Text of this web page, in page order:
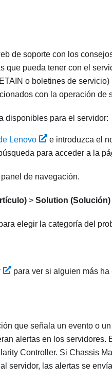
de soporte con los
que pueda tener con el
o boletines de
con la operación de
disponibles para el servidor:
Lenovo
e introduzca el
para acceder a la
de navegación.
> Solution (Solución)
elegir la categoría del
para ver si alguien más ha
que señala un evento o
alertas en los servidores.
Controller. Si Chassis
servidor, las alertas se